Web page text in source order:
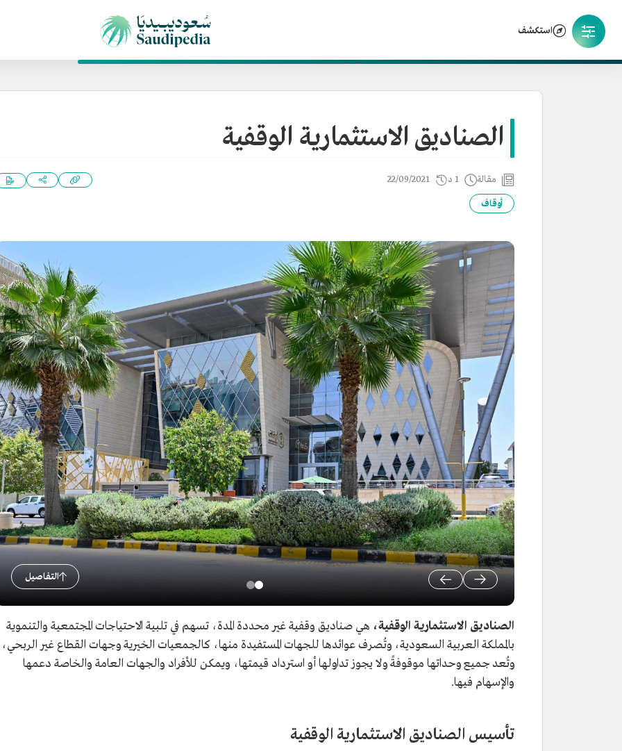
استكشف
الصناديق الاستثمارية الوقفية
مقالة 1 د 22/09/2021
أوقاف
التفاصيل
الصناديق الاستثمارية الوقفية، هي صناديق وقفية غير محددة المدة، تسهم في تلبية الاحتياجات المجتمعية والتنموية
بالمملكة العربية السعودية، وتُصرف عوائدها للجهات المستفيدة منها، كالجمعيات الخيرية وجهات القطاع غير الربحي،
وتُعد جميع وحداتها موقوفةً ولا يجوز تداولها أو استرداد قيمتها، ويمكن للأفراد والجهات العامة والخاصة دعمها
والإسهام فيها.
تأسيس الصناديق الاستثمارية الوقفية